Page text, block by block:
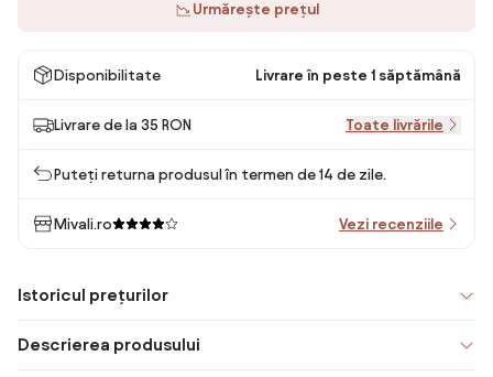
Urmărește prețul
Disponibilitate Livrare în peste 1 săptămână
Livrare de la 35 RON Toate livrările
Puteți returna produsul în termen de 14 de zile.
Mivali.ro Vezi recenziile
Istoricul prețurilor
Descrierea produsului